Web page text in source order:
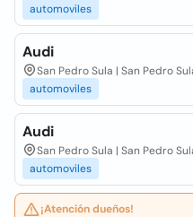
automoviles
Audi
San Pedro Sula | San Pedro
automoviles
Audi
San Pedro Sula | San Pedro
automoviles
¡Atención dueños!